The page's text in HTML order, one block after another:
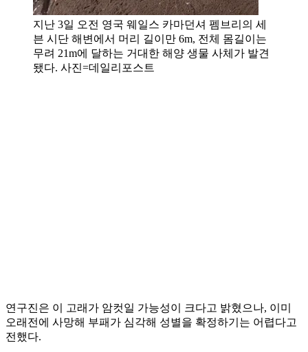
지난 3일 오전 영국 웨일스 카마던셔 펨브리의 세
븐 시단 해변에서 머리 길이만 6m, 전체 몸길이는
무려 21m에 달하는 거대한 해양 생물 사체가 발견
됐다. 사진=데일리포스트
연구진은 이 고래가 암컷일 가능성이 크다고 밝혔으나, 이미
오래전에 사망해 부패가 심각해 성별을 확정하기는 어렵다고
전했다.